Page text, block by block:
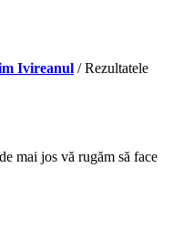
Ivireanul / Rezultatele
mai jos vă rugăm să face